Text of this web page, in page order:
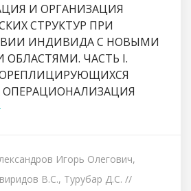
И ОРГАНИЗАЦИЯ
СТРУКТУР ПРИ
ИНДИВИДА С НОВЫМИ
ЧАСТЬ I.
ОПЕРАЦИОНАЛИЗАЦИЯ
Игорь Олегович,
В.С., Турубар Д.С. //